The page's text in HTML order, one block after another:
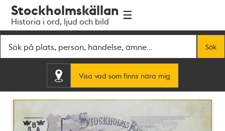
navigationen
huvudinnehållet
Stockholmskällan
Historia i ord, ljud och bild
Sök
Visa vad som finns nära mig